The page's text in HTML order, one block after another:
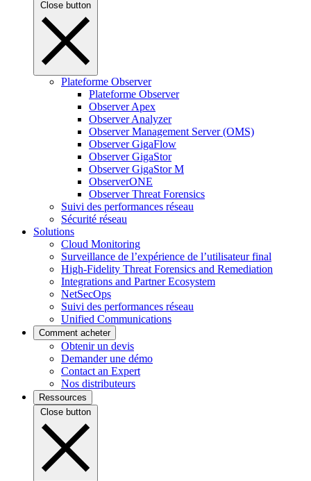
Close button
Plateforme Observer
Plateforme Observer
Observer Apex
Observer Analyzer
Observer Management Server (OMS)
Observer GigaFlow
Observer GigaStor
Observer GigaStor M
ObserverONE
Observer Threat Forensics
Suivi des performances réseau
Sécurité réseau
Solutions
Cloud Monitoring
Surveillance de l’expérience de l’utilisateur final
High-Fidelity Threat Forensics and Remediation
Integrations and Partner Ecosystem
NetSecOps
Suivi des performances réseau
Unified Communications
Comment acheter
Obtenir un devis
Demander une démo
Contact an Expert
Nos distributeurs
Ressources
Close button